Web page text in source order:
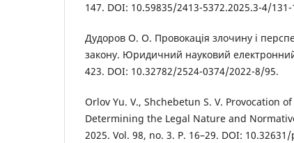
147. DOI: 10.59835/2413-5372.2025.3-4/131-
Дудоров О. О. Провокація злочину і
закону. Юридичний науковий
423. DOI: 10.32782/2524-0374/2022-8/95.
Orlov Yu. V., Shchebetun S. V. Provocation
Determining the Legal Nature and
2025. Vol. 98, no. 3. P. 16–29. DOI: